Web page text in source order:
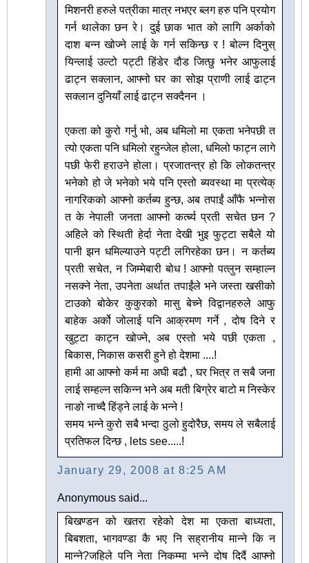
मिशनरी हरुले पत्रीका मात्र नभएर ब्लग हरु पनि प्रयोग
गर्न थालेका छन रे। दुई छाक भात को लागि अर्काको
दाश बन्न खोज्ने लाई के गर्न सकिन्छ र ! बोल्न दिनुस्
यिन्लाई उल्टो पट्टी हिंडेर दौड जित्छु भनेर आफुलाई
ढाट्न सक्लान, आफ्नो घर का सोझ प्राणी लाई ढाट्न
सक्लान दुनियाँ लाई ढाट्न सक्दैनन ।
एकता को कुरो गर्नु भो, अब धमिलो मा एकता भनेपछी त
त्यो एकता पनि धमिलो रहुन्जेल होला, धमिलो फाट्न लागे
पछी फेरी हराउने होला। प्रजातन्त्र हो कि लोकतन्त्र
भनेको हो जे भनेको भये पनि एस्तो ब्यवस्था मा प्रत्येक्
नागरिकको आफ्नो कर्तब्य हुन्छ, अब तपाईं आँफै भन्नोस
त के नेपाली जनता आफ्नो कर्त्ब्य प्रती सचेत छन ?
अहिले को स्थिती हेर्दा नेता देखी भुइ फुट्टा सबैले यो
पानी झन धमिल्याउने पट्टी लगिरहेका छन। न कर्तब्य
प्रती सचेत, न जिम्मेबारी बोध ! आफ्नो पत्लुन सम्हाल्न
नसक्ने नेता, उपनेता अर्थात तपाईंले भने जस्ता खसीको
टाउको बोकेर कुकुरको मासु बेच्ने विद्वानहरुले आफु
बाहेक अर्को जोलाई पनि आक्रमण गर्ने , दोष दिने र
खुट्टा काट्न खोज्ने, अब एस्तो भये पछी एकता ,
बिकास, निकास कसरी हुने हो देशमा ....!
हामी आ आफ्नो कर्म मा अघी बढौ , घर भित्र त सबै जना
लाई सम्हल्न सकिन्न भने अब मती बिग्रेर बाटो म निस्केर
नाङो नाच्दै हिंड्ने लाई के भन्ने !
समय भन्ने कुरो सबै भन्दा ठुलो हुदोरैछ, समय ले सबैलाई
प्रतिफल दिन्छ , lets see.....!
January 29, 2008 at 8:25 AM
Anonymous said...
बिखण्डन को खतरा रहेको देश मा एकता बाध्यता,
बिबशता, भागवण्डा कै भए नि सह्रानीय मान्ने कि न
मान्ने?जहिले पनि नेता निकम्मा भन्ने दोष दिदैं आफ्नो